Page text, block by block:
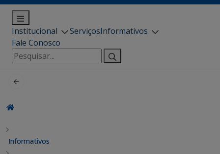
Institucional ServiçosInformativos
Fale Conosco
Pesquisar
por:
Informativos